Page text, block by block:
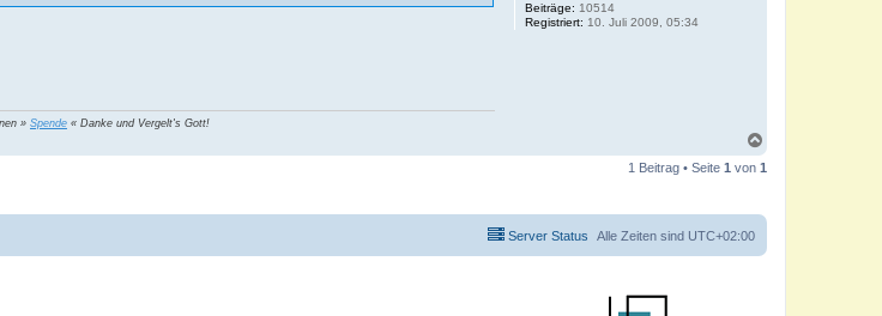
Beiträge: 10514
Registriert: 10. Juli 2009, 05:34
» Spende « Danke und Vergelt's Gott!
c
b
n
1 Beitrag • Seite 1 von 1
Alle Zeiten sind UTC+02:00
Server Status